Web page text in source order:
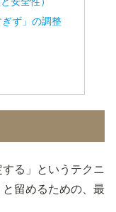
ず」の調整
る」というテクニ
留めるための、最